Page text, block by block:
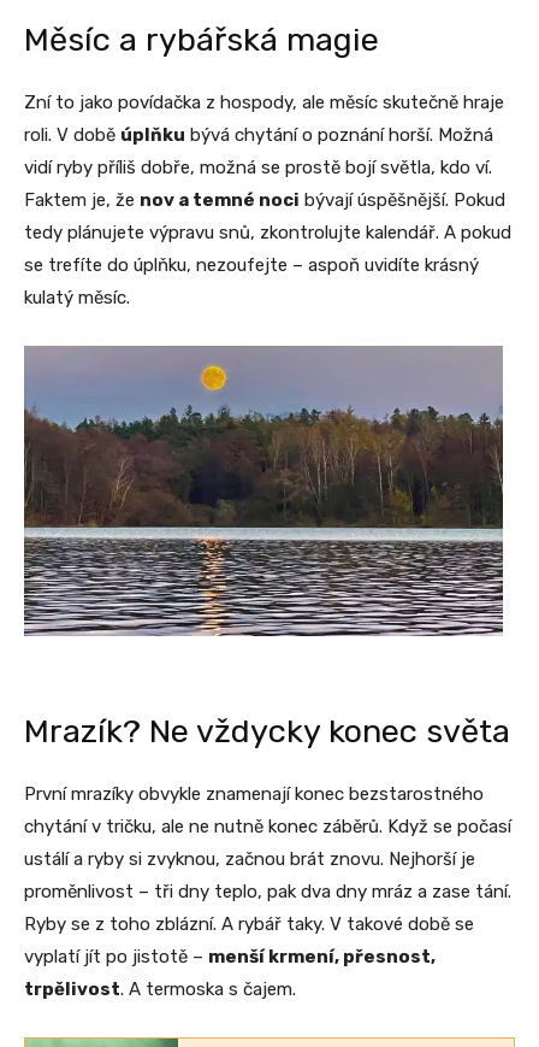
Měsíc a rybářská magie
Zní to jako povídačka z hospody, ale měsíc skutečně hraje
roli. V době úplňku bývá chytání o poznání horší. Možná
vidí ryby příliš dobře, možná se prostě bojí světla, kdo ví.
Faktem je, že nov a temné noci bývají úspěšnější. Pokud
tedy plánujete výpravu snů, zkontrolujte kalendář. A pokud
se trefíte do úplňku, nezoufejte – aspoň uvidíte krásný
kulatý měsíc.
Mrazík? Ne vždycky konec světa
První mrazíky obvykle znamenají konec bezstarostného
chytání v tričku, ale ne nutně konec záběrů. Když se počasí
ustálí a ryby si zvyknou, začnou brát znovu. Nejhorší je
proměnlivost – tři dny teplo, pak dva dny mráz a zase tání.
Ryby se z toho zblázní. A rybář taky. V takové době se
vyplatí jít po jistotě – menší krmení, přesnost,
trpělivost. A termoska s čajem.